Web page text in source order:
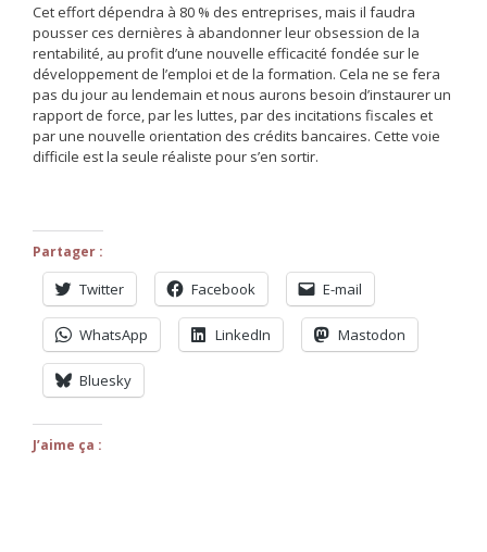
Cet effort dépendra à 80 % des entreprises, mais il faudra
pousser ces dernières à abandonner leur obsession de la
rentabilité, au profit d’une nouvelle efficacité fondée sur le
développement de l’emploi et de la formation. Cela ne se fera
pas du jour au lendemain et nous aurons besoin d’instaurer un
rapport de force, par les luttes, par des incitations fiscales et
par une nouvelle orientation des crédits bancaires. Cette voie
difficile est la seule réaliste pour s’en sortir.
Partager :
Twitter Facebook E-mail
WhatsApp LinkedIn Mastodon
Bluesky
J’aime ça :